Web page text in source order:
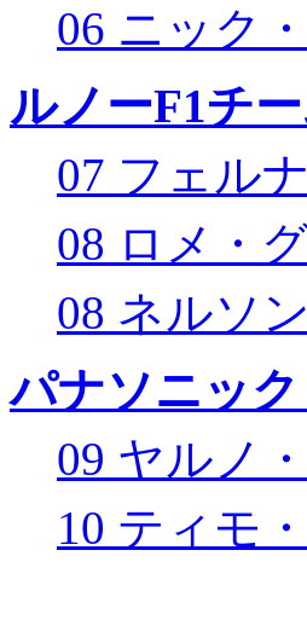
06 ニック
ルノーF1チ
07 フェル
08 ロメ・
08 ネルソ
パナソニッ
09 ヤルノ
10 ティモ